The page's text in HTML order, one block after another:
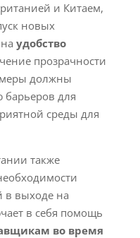
и Китаем,
новых
удобство
прозрачности
меры должны
барьеров для
среды для
также
в выходе на
в себя помощь
во время